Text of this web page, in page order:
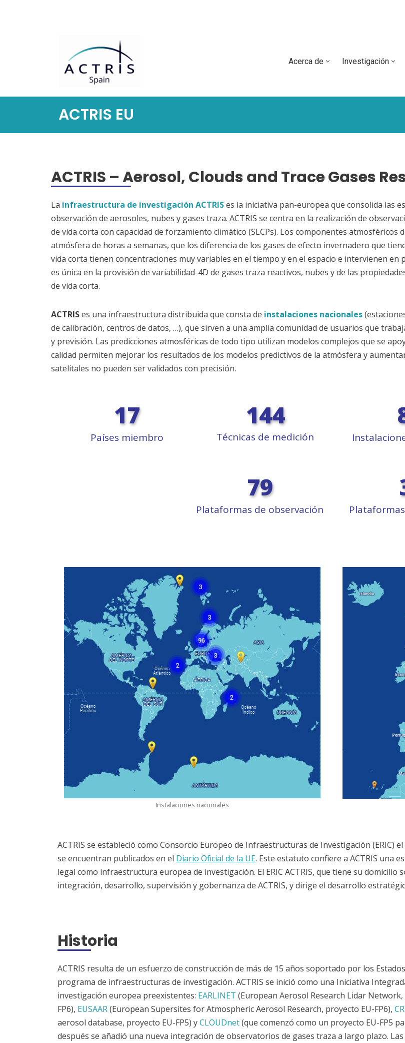
Acerca de Investigación
ACTRIS EU
ACTRIS – Aerosol, Clouds and Trace Gases
La infraestructura de investigación ACTRISes la iniciativa pan-europea que consolida las
observación de aerosoles, nubes y gases traza. ACTRIS se centra en la realización de
de vida corta con capacidad de forzamiento climático (SLCPs). Los componentes
atmósfera de horas a semanas, que los diferencia de los gases de efecto invernadero que
vida corta tienen concentraciones muy variables en el tiempo y en el espacio e intervienen
es única en la provisión de variabilidad-4D de gases traza reactivos, nubes y de las
de vida corta.
ACTRISes una infraestructura distribuida que consta de instalaciones nacionales
de calibración, centros de datos, …), que sirven a una amplia comunidad de usuarios que
y previsión. Las predicciones atmosféricas de todo tipo utilizan modelos complejos que se
calidad permiten mejorar los resultados de los modelos predictivos de la atmósfera y
satelitales no pueden ser validados con precisión.
17
Países miembro
144
Técnicas de medición
79
Plataformas de observación
Instalaciones nacionales
ACTRIS se estableció como Consorcio Europeo de Infraestructuras de Investigación (ERIC)
se encuentran publicados en el Diario Oficial de la UE. Este estatuto confiere a ACTRIS una
legal como infraestructura europea de investigación. El ERIC ACTRIS, que tiene su domicilio
integración, desarrollo, supervisión y gobernanza de ACTRIS, y dirige el desarrollo
Historia
ACTRIS resulta de un esfuerzo de construcción de más de 15 años soportado por los
programa de infraestructuras de investigación. ACTRIS se inició como una Iniciativa
investigación europea preexistentes: EARLINET (European Aerosol Research Lidar
FP6), EUSAAR(European Supersites for Atmospheric Aerosol Research, proyecto EU-FP6),
aerosol database, proyecto EU-FP5) yCLOUDnet(que comenzó como un proyecto EU-FP5
después se añadió una nueva integración de observatorios de gases traza a largo plazo.